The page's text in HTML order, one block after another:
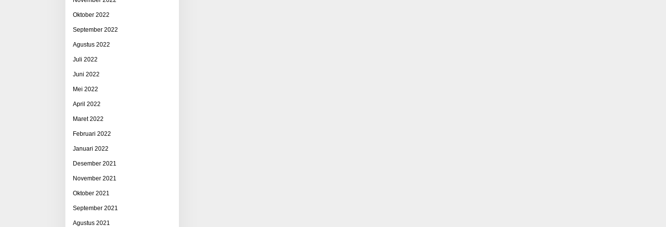
Oktober 2022
September 2022
Agustus 2022
Juli 2022
Juni 2022
Mei 2022
April 2022
Maret 2022
Februari 2022
Januari 2022
Desember 2021
November 2021
Oktober 2021
September 2021
Agustus 2021